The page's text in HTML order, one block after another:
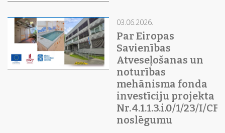
03.06.2026.
Par Eiropas
Savienības
Atveseļošanas un
noturības
mehānisma fonda
investīciju projekta
Nr. 4.1.1.3.i.0/1/23/I/
noslēgumu